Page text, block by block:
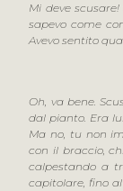
Mi deve
sapevo come
Avevo sentito
Oh, va bene.
dal pianto. Era
Ma no, tu non
con il braccio,
calpestando a
capitolare, fino